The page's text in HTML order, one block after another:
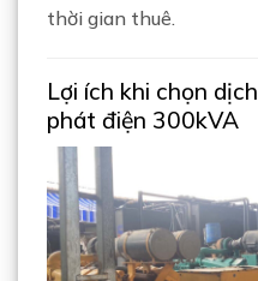
thời gian thuê.
Lợi ích khi chọn
phát điện 300kVA